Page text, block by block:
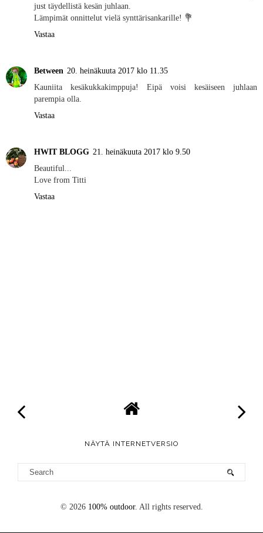
just täydellistä kesän juhlaan.
Lämpimät onnittelut vielä synttärisankarille! 💐
Vastaa
Between 20. heinäkuuta 2017 klo 11.35
Kauniita kesäkukkakimppuja! Eipä voisi kesäiseen juhlaan
parempia olla.
Vastaa
HWIT BLOGG 21. heinäkuuta 2017 klo 9.50
Beautiful...
Love from Titti
Vastaa
NÄYTÄ INTERNETVERSIO
© 2026 100% outdoor. All rights reserved.